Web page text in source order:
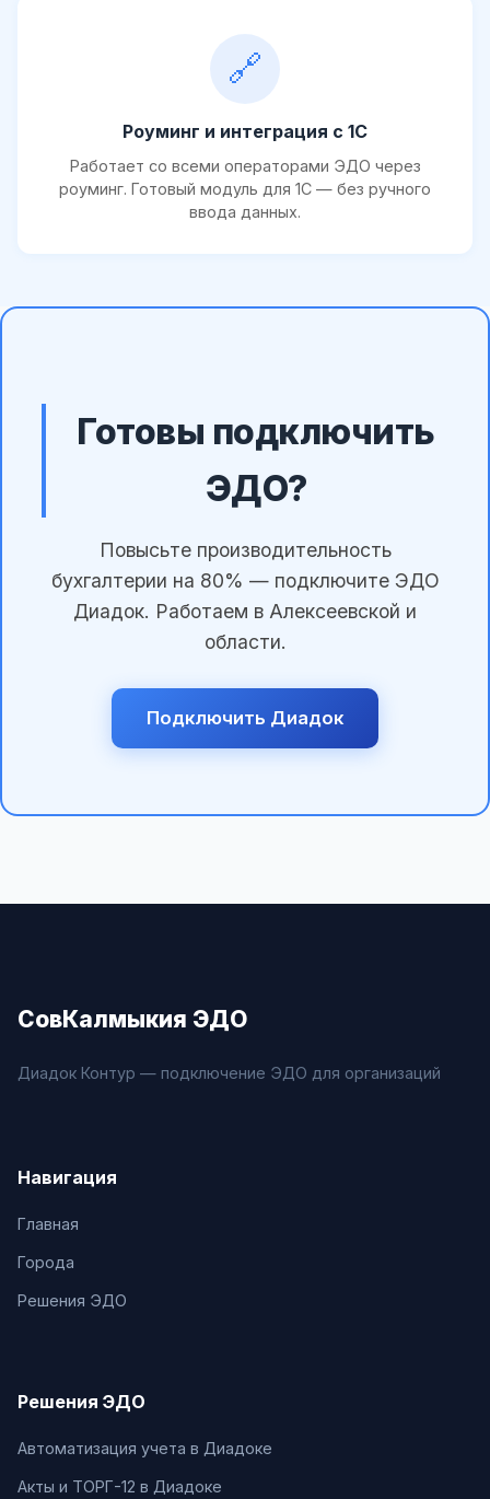
🔗
Роуминг и интеграция с 1С
Работает со всеми операторами ЭДО через
роуминг. Готовый модуль для 1С — без ручного
ввода данных.
Готовы подключить
ЭДО?
Повысьте производительность
бухгалтерии на 80% — подключите ЭДО
Диадок. Работаем в Алексеевской и
области.
Подключить Диадок
СовКалмыкия ЭДО
Диадок Контур — подключение ЭДО для организаций
Навигация
Главная
Города
Решения ЭДО
Решения ЭДО
Автоматизация учета в Диадоке
Акты и ТОРГ-12 в Диадоке